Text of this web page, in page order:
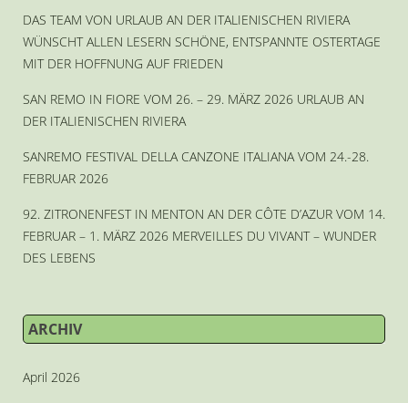
DAS TEAM VON URLAUB AN DER ITALIENISCHEN RIVIERA
WÜNSCHT ALLEN LESERN SCHÖNE, ENTSPANNTE OSTERTAGE
MIT DER HOFFNUNG AUF FRIEDEN
SAN REMO IN FIORE VOM 26. – 29. MÄRZ 2026 URLAUB AN
DER ITALIENISCHEN RIVIERA
SANREMO FESTIVAL DELLA CANZONE ITALIANA VOM 24.-28.
FEBRUAR 2026
92. ZITRONENFEST IN MENTON AN DER CÔTE D’AZUR VOM 14.
FEBRUAR – 1. MÄRZ 2026 MERVEILLES DU VIVANT – WUNDER
DES LEBENS
ARCHIV
April 2026